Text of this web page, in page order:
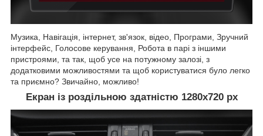
Музика, Навігація, інтернет, зв'язок, відео, Програми, Зручний
інтерфейс, Голосове керування, Робота в парі з іншими
пристроями, та так, щоб усе на потужному залозі, з
додатковими можливостями та щоб користуватися було легко
та приємно? Звичайно, можливо!
Екран із роздільною здатністю 1280х720 рх